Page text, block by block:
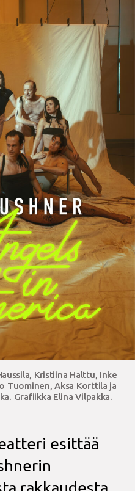
Kristiina Halttu, Inke
Tuominen, Aksa Korttila ja
Grafiikka Elina Vilpakka.
esittää